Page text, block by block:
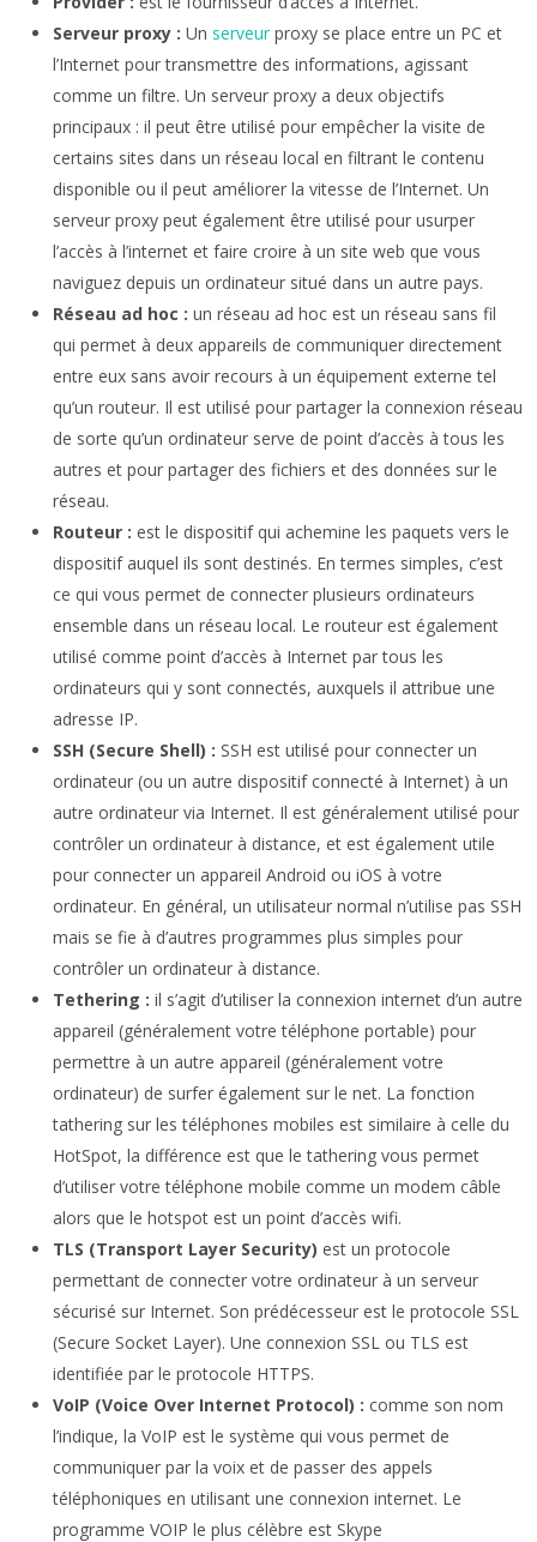
Serveur proxy : Un serveur proxy se place entre un PC et
l’Internet pour transmettre des informations, agissant
comme un filtre. Un serveur proxy a deux objectifs
principaux : il peut être utilisé pour empêcher la visite de
certains sites dans un réseau local en filtrant le contenu
disponible ou il peut améliorer la vitesse de l’Internet. Un
serveur proxy peut également être utilisé pour usurper
l’accès à l’internet et faire croire à un site web que vous
naviguez depuis un ordinateur situé dans un autre pays.
Réseau ad hoc : un réseau ad hoc est un réseau sans fil
qui permet à deux appareils de communiquer directement
entre eux sans avoir recours à un équipement externe tel
qu’un routeur. Il est utilisé pour partager la connexion réseau
de sorte qu’un ordinateur serve de point d’accès à tous les
autres et pour partager des fichiers et des données sur le
réseau.
Routeur : est le dispositif qui achemine les paquets vers le
dispositif auquel ils sont destinés. En termes simples, c’est
ce qui vous permet de connecter plusieurs ordinateurs
ensemble dans un réseau local. Le routeur est également
utilisé comme point d’accès à Internet par tous les
ordinateurs qui y sont connectés, auxquels il attribue une
adresse IP.
SSH (Secure Shell) : SSH est utilisé pour connecter un
ordinateur (ou un autre dispositif connecté à Internet) à un
autre ordinateur via Internet. Il est généralement utilisé pour
contrôler un ordinateur à distance, et est également utile
pour connecter un appareil Android ou iOS à votre
ordinateur. En général, un utilisateur normal n’utilise pas SSH
mais se fie à d’autres programmes plus simples pour
contrôler un ordinateur à distance.
Tethering : il s’agit d’utiliser la connexion internet d’un autre
appareil (généralement votre téléphone portable) pour
permettre à un autre appareil (généralement votre
ordinateur) de surfer également sur le net. La fonction
tathering sur les téléphones mobiles est similaire à celle du
HotSpot, la différence est que le tathering vous permet
d’utiliser votre téléphone mobile comme un modem câble
alors que le hotspot est un point d’accès wifi.
TLS (Transport Layer Security) est un protocole
permettant de connecter votre ordinateur à un serveur
sécurisé sur Internet. Son prédécesseur est le protocole SSL
(Secure Socket Layer). Une connexion SSL ou TLS est
identifiée par le protocole HTTPS.
VoIP (Voice Over Internet Protocol) : comme son nom
l’indique, la VoIP est le système qui vous permet de
communiquer par la voix et de passer des appels
téléphoniques en utilisant une connexion internet. Le
programme VOIP le plus célèbre est Skype